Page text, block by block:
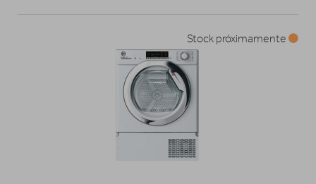
Stock próximamente